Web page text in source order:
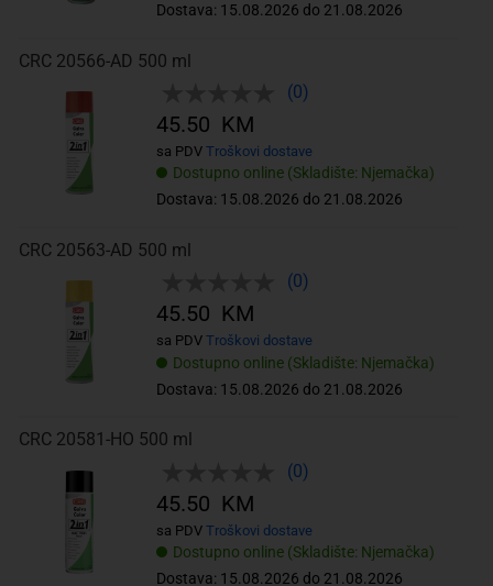
Dostava: 15.08.2026 do 21.08.2026
CRC 20566-AD 500 ml
(0)
Dostupno online (Skladište: Njemačka)
Dostava: 15.08.2026 do 21.08.2026
45.50 KM
sa PDV Troškovi dostave
CRC 20563-AD 500 ml
(0)
Dostupno online (Skladište: Njemačka)
Dostava: 15.08.2026 do 21.08.2026
45.50 KM
sa PDV Troškovi dostave
CRC 20581-HO 500 ml
(0)
Dostupno online (Skladište: Njemačka)
Dostava: 15.08.2026 do 21.08.2026
45.50 KM
sa PDV Troškovi dostave